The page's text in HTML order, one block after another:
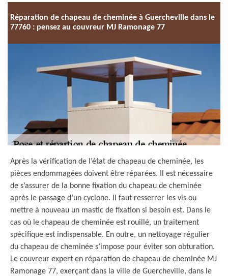
Réparation de chapeau de cheminée à Guercheville dans le
77760 : pensez au couvreur MJ Ramonage 77
Après la vérification de l’état de chapeau de cheminée, les
pièces endommagées doivent être réparées. Il est nécessaire
de s’assurer de la bonne fixation du chapeau de cheminée
après le passage d’un cyclone. Il faut resserrer les vis ou
mettre à nouveau un mastic de fixation si besoin est. Dans le
cas où le chapeau de cheminée est rouillé, un traitement
spécifique est indispensable. En outre, un nettoyage régulier
du chapeau de cheminée s’impose pour éviter son obturation.
Le couvreur expert en réparation de chapeau de cheminée MJ
Ramonage 77, exerçant dans la ville de Guercheville, dans le